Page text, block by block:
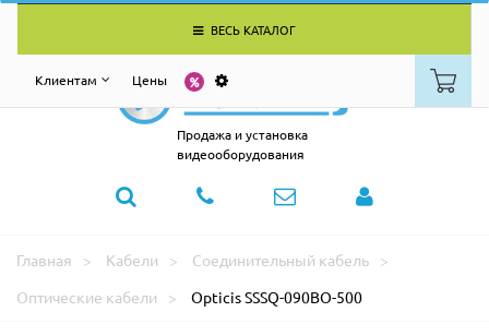
ВЕСЬ КАТАЛОГ
Клиентам Цены
Продажа и установка
видеооборудования
Главная Кабели
Соединительный кабель
Оптические кабели
Opticis SSSQ-090BO-500